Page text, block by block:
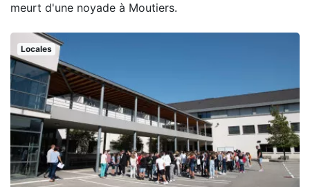
meurt d'une noyade à Moutiers.
Locales